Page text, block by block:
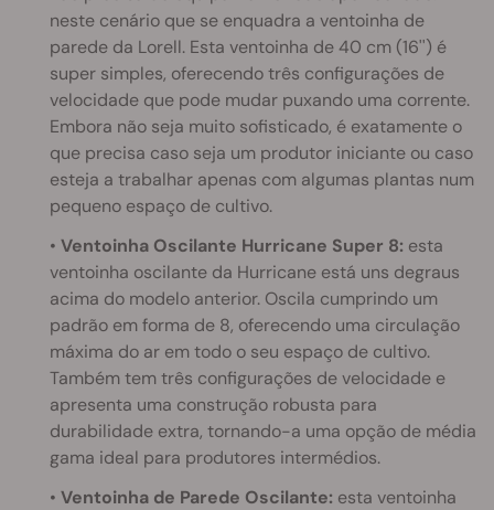
neste cenário que se enquadra a ventoinha de
parede da Lorell. Esta ventoinha de 40 cm (16'') é
super simples, oferecendo três configurações de
velocidade que pode mudar puxando uma corrente.
Embora não seja muito sofisticado, é exatamente o
que precisa caso seja um produtor iniciante ou caso
esteja a trabalhar apenas com algumas plantas num
pequeno espaço de cultivo.
• Ventoinha Oscilante Hurricane Super 8: esta
ventoinha oscilante da Hurricane está uns degraus
acima do modelo anterior. Oscila cumprindo um
padrão em forma de 8, oferecendo uma circulação
máxima do ar em todo o seu espaço de cultivo.
Também tem três configurações de velocidade e
apresenta uma construção robusta para
durabilidade extra, tornando-a uma opção de média
gama ideal para produtores intermédios.
• Ventoinha de Parede Oscilante: esta ventoinha